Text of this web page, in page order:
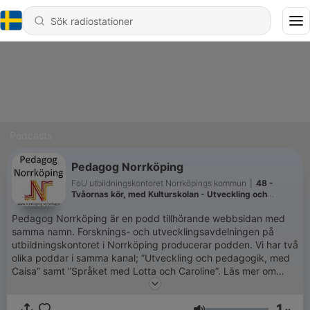
Pedagog Norrköping
FoU utbildningskontoret Norrköpings kommun
48 -
Tvåornas kör, med Kulturskolan - Utveckling och
Pedagog Norrköping är en podd tillhörande webbsidan med
samma namn. Forsknings- och utvecklingsavdelningen på
utbildningskontoret i Norrköping producerar podden. Vi har två
olika poddar i samma kanal; ”Utveckling och pedagogik, med
Caisa” samt ”Språket med Lotta och Caroline”. Läs mer om
respektive podd på www.norrkoping.se/pedagog. Ljudslinga